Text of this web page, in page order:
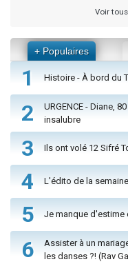
Voir
+ Populaires
1 Histoire - À bord du
2
URGENCE - Diane,
insalubre
3 Ils ont volé 12 Sifré
4 L'édito de la
5 Je manque d'estime
6
Assister à un
les danses ?! (Rav